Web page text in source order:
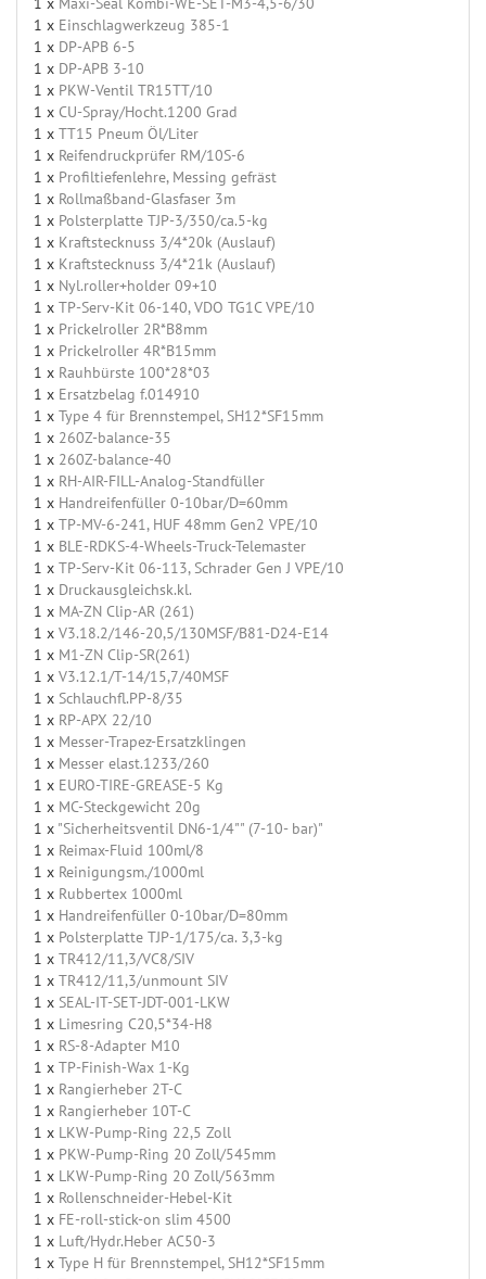
1 x Einschlagwerkzeug 385-1
1 x DP-APB 6-5
1 x DP-APB 3-10
1 x PKW-Ventil TR15TT/10
1 x CU-Spray/Hocht.1200 Grad
1 x TT15 Pneum Öl/Liter
1 x Reifendruckprüfer RM/10S-6
1 x Profiltiefenlehre, Messing gefräst
1 x Rollmaßband-Glasfaser 3m
1 x Polsterplatte TJP-3/350/ca.5-kg
1 x Kraftstecknuss 3/4*20k (Auslauf)
1 x Kraftstecknuss 3/4*21k (Auslauf)
1 x Nyl.roller+holder 09+10
1 x TP-Serv-Kit 06-140, VDO TG1C VPE/10
1 x Prickelroller 2R*B8mm
1 x Prickelroller 4R*B15mm
1 x Rauhbürste 100*28*03
1 x Ersatzbelag f.014910
1 x Type 4 für Brennstempel, SH12*SF15mm
1 x 260Z-balance-35
1 x 260Z-balance-40
1 x RH-AIR-FILL-Analog-Standfüller
1 x Handreifenfüller 0-10bar/D=60mm
1 x TP-MV-6-241, HUF 48mm Gen2 VPE/10
1 x BLE-RDKS-4-Wheels-Truck-Telemaster
1 x TP-Serv-Kit 06-113, Schrader Gen J VPE/10
1 x Druckausgleichsk.kl.
1 x MA-ZN Clip-AR (261)
1 x V3.18.2/146-20,5/130MSF/B81-D24-E14
1 x M1-ZN Clip-SR(261)
1 x V3.12.1/T-14/15,7/40MSF
1 x Schlauchfl.PP-8/35
1 x RP-APX 22/10
1 x Messer-Trapez-Ersatzklingen
1 x Messer elast.1233/260
1 x EURO-TIRE-GREASE-5 Kg
1 x MC-Steckgewicht 20g
1 x "Sicherheitsventil DN6-1/4"" (7-10- bar)"
1 x Reimax-Fluid 100ml/8
1 x Reinigungsm./1000ml
1 x Rubbertex 1000ml
1 x Handreifenfüller 0-10bar/D=80mm
1 x Polsterplatte TJP-1/175/ca. 3,3-kg
1 x TR412/11,3/VC8/SIV
1 x TR412/11,3/unmount SIV
1 x SEAL-IT-SET-JDT-001-LKW
1 x Limesring C20,5*34-H8
1 x RS-8-Adapter M10
1 x TP-Finish-Wax 1-Kg
1 x Rangierheber 2T-C
1 x Rangierheber 10T-C
1 x LKW-Pump-Ring 22,5 Zoll
1 x PKW-Pump-Ring 20 Zoll/545mm
1 x LKW-Pump-Ring 20 Zoll/563mm
1 x Rollenschneider-Hebel-Kit
1 x FE-roll-stick-on slim 4500
1 x Luft/Hydr.Heber AC50-3
1 x Type H für Brennstempel, SH12*SF15mm